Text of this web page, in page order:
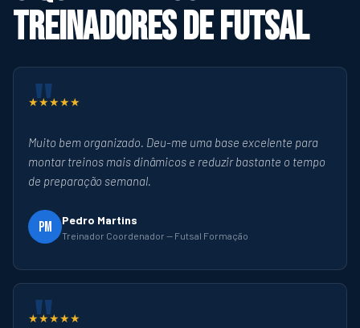
treinadores de futsal
★★★★★
Muito bem organizado. Deu-me uma base excelente para
montar treinos mais dinâmicos e reduzir bastante o tempo
de preparação semanal.
PM Pedro Martins
Treinador Coordenador — Futsal Formação
★★★★★